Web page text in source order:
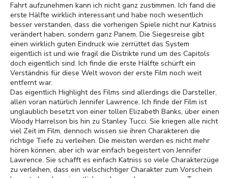
Fahrt aufzunehmen kann ich nicht ganz zustimmen. Ich fand die
erste Hälfte wirklich interessant und habe noch wesentlich
besser verstanden, dass die vorherigen Spiele nicht nur Katniss
verändert haben, sondern ganz Panem. Die Siegesreise gibt
einen wirklich guten Eindruck wie zerrüttet das System
eigentlich ist und wie fragil die Distrikte rund um des Capitols
doch eigentlich sind. Ich finde die erste Hälfte schürft ein
Verständnis für diese Welt wovon der erste Film noch weit
entfernt war.
Das eigentlich Highlight des Films sind allerdings die Darsteller,
allen voran natürlich Jennifer Lawrence. Ich finde der Film ist
unglaublich besetzt von einer tollen Elizabeth Banks, über einen
Woody Harrelson bis hin zu Stanley Tucci. Sie kriegen alle nicht
viel Zeit im Film, dennoch wissen sie ihren Charakteren die
richtige Tiefe zu verleihen. Die meisten werden es nicht mehr
hören können, aber ich war einfach begeistert von Jennifer
Lawrence. Sie schafft es einfach Katniss so viele Charakterzüge
zu verleihen, dass ein vielschichtiger Charakter zum Vorschein